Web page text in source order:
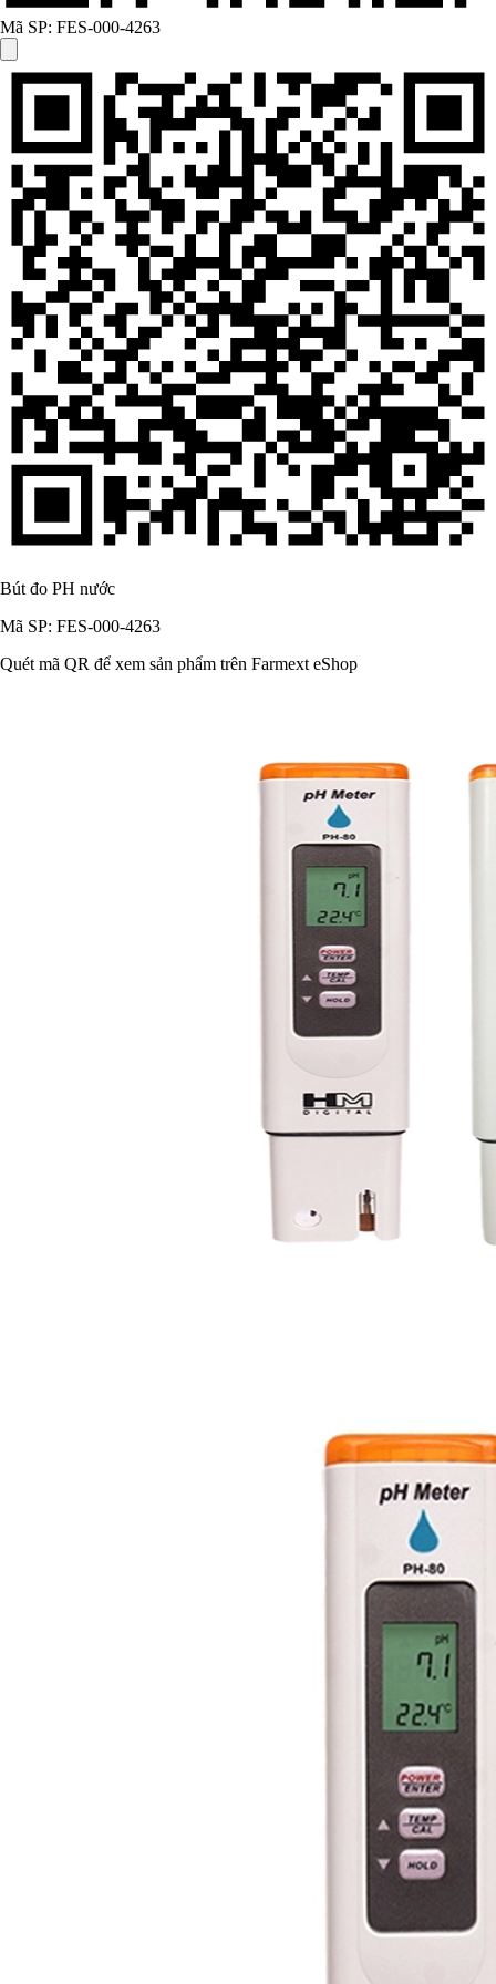
Mã SP: FES-000-4263
Bút đo PH nước
Mã SP: FES-000-4263
Quét mã QR để xem sản phẩm trên Farmext eShop